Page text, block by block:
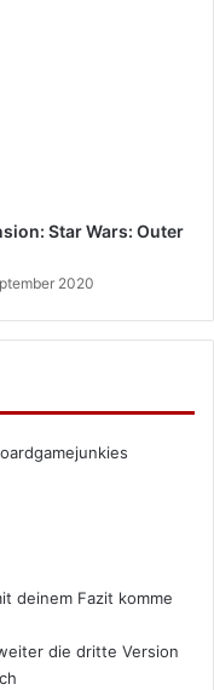
Star Wars: Outer
2020
deinem Fazit komme
die dritte Version